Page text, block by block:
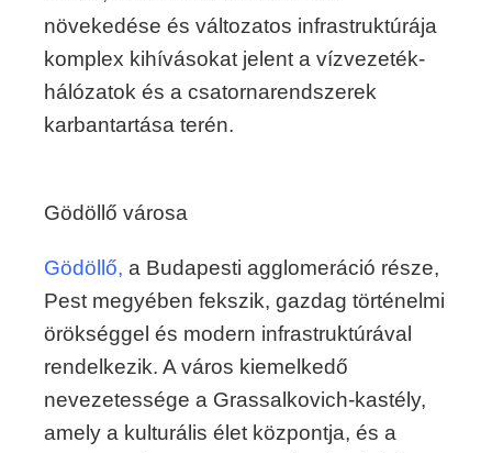
növekedése és változatos infrastruktúrája
komplex kihívásokat jelent a vízvezeték-
hálózatok és a csatornarendszerek
karbantartása terén.
Gödöllő városa
Gödöllő, a Budapesti agglomeráció része,
Pest megyében fekszik, gazdag történelmi
örökséggel és modern infrastruktúrával
rendelkezik. A város kiemelkedő
nevezetessége a Grassalkovich-kastély,
amely a kulturális élet központja, és a